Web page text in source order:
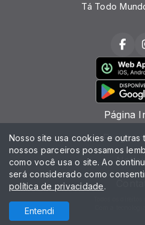
EDY BRITTO E SAMUEL -
Tá Todo
Página
Nosso site usa cookies e
nossos parceiros possamos
como você usa o site. Ao
será considerado como
política de privacidade.
Entendi